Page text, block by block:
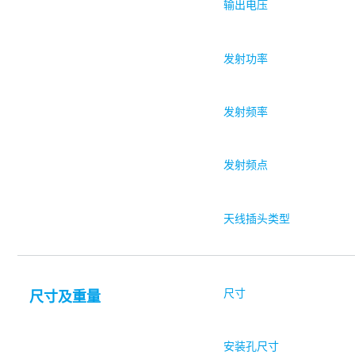
输出电压
发射功率
发射频率
发射频点
天线插头类型
尺寸及重量 尺寸
安装孔尺寸